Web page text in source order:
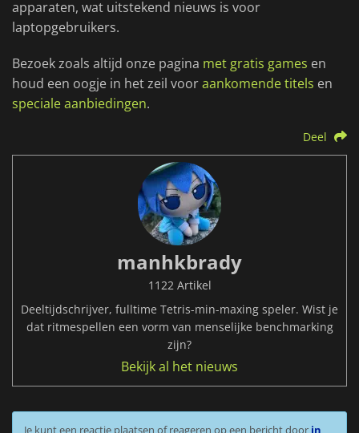
apparaten, wat uitstekend nieuws is voor
laptopgebruikers.
Bezoek zoals altijd onze pagina met gratis games en
houd een oogje in het zeil vooraankomende titels en
speciale aanbiedingen.
Deel
manhkbrady
1122 Artikel
Deeltijdschrijver, fulltime Tetris-min-maxing speler. Wist je
dat ritmespellen een vorm van menselijke benchmarking
zijn?
Bekijk al het nieuws
Je kunt een reactie plaatsen of reageren op een bericht door in